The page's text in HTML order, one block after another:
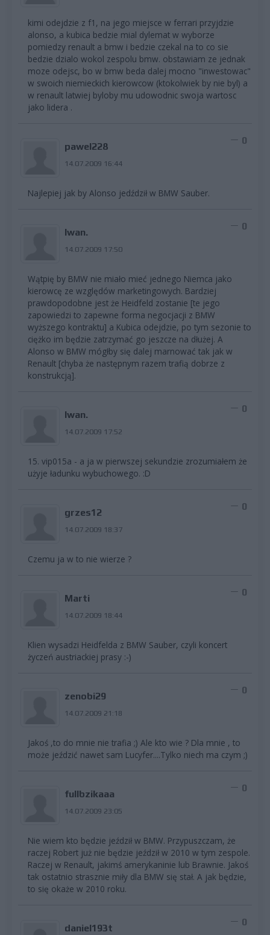
kimi odejdzie z f1, na jego miejsce w ferrari przyjdzie
alonso, a kubica bedzie mial dylemat w wyborze
pomiedzy renault a bmw i bedzie czekal na to co sie
bedzie dzialo wokol zespolu bmw. obstawiam ze jednak
moze odejsc, bo w bmw beda dalej mocno "inwestowac"
w swoich niemieckich kierowcow (ktokolwiek by nie byl) a
w renault latwiej byloby mu udowodnic swoja wartosc
jako lidera .
pawel228
14.07.2009 16:44
0
Najlepiej jak by Alonso jedździł w BMW Sauber.
Iwan.
14.07.2009 17:50
0
Wątpię by BMW nie miało mieć jednego Niemca jako
kierowcę ze względów marketingowych. Bardziej
prawdopodobne jest że Heidfeld zostanie [te jego
zapowiedzi to zapewne forma negocjacji z BMW
wyższego kontraktu] a Kubica odejdzie, po tym sezonie to
ciężko im będzie zatrzymać go jeszcze na dłużej. A
Alonso w BMW mógłby się dalej marnować tak jak w
Renault [chyba że następnym razem trafią dobrze z
konstrukcją].
Iwan.
14.07.2009 17:52
0
15. vip015a - a ja w pierwszej sekundzie zrozumiałem że
użyje ładunku wybuchowego. :D
grzes12
14.07.2009 18:37
0
Czemu ja w to nie wierze ?
Marti
14.07.2009 18:44
0
Klien wysadzi Heidfelda z BMW Sauber, czyli koncert
życzeń austriackiej prasy :-)
zenobi29
14.07.2009 21:18
0
Jakoś ,to do mnie nie trafia ;) Ale kto wie ? Dla mnie , to
może jeździć nawet sam Lucyfer....Tylko niech ma czym ;)
fullbzikaaa
14.07.2009 23:05
0
Nie wiem kto będzie jeździł w BMW. Przypuszczam, że
raczej Robert już nie będzie jeździł w 2010 w tym zespole.
Raczej w Renault, jakimś amerykaninie lub Brawnie. Jakoś
tak ostatnio strasznie miły dla BMW się stał. A jak będzie,
to się okaże w 2010 roku.
daniel193t
0